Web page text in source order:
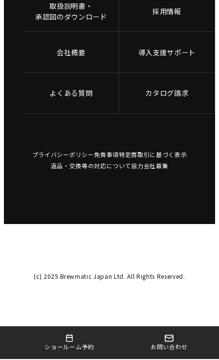
ショールーム予約 お問い合わせ
取扱説明書・
承認図のダウンロード
採用情報
会社概要 導入支援サポート
よくある質問 カタログ請求
プライバシーポリシー免責事項特定商取引に基づく表示
返品・交換等の対応について協力会社募集
(c) 2025 Brewmatic Japan Ltd. All Rights Reserved.